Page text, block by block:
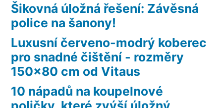
Šikovná úložná řešení: Závěsná
police na šanony!
Luxusní červeno-modrý koberec
pro snadné čištění - rozměry
150×80 cm od Vitaus
10 nápadů na koupelnové